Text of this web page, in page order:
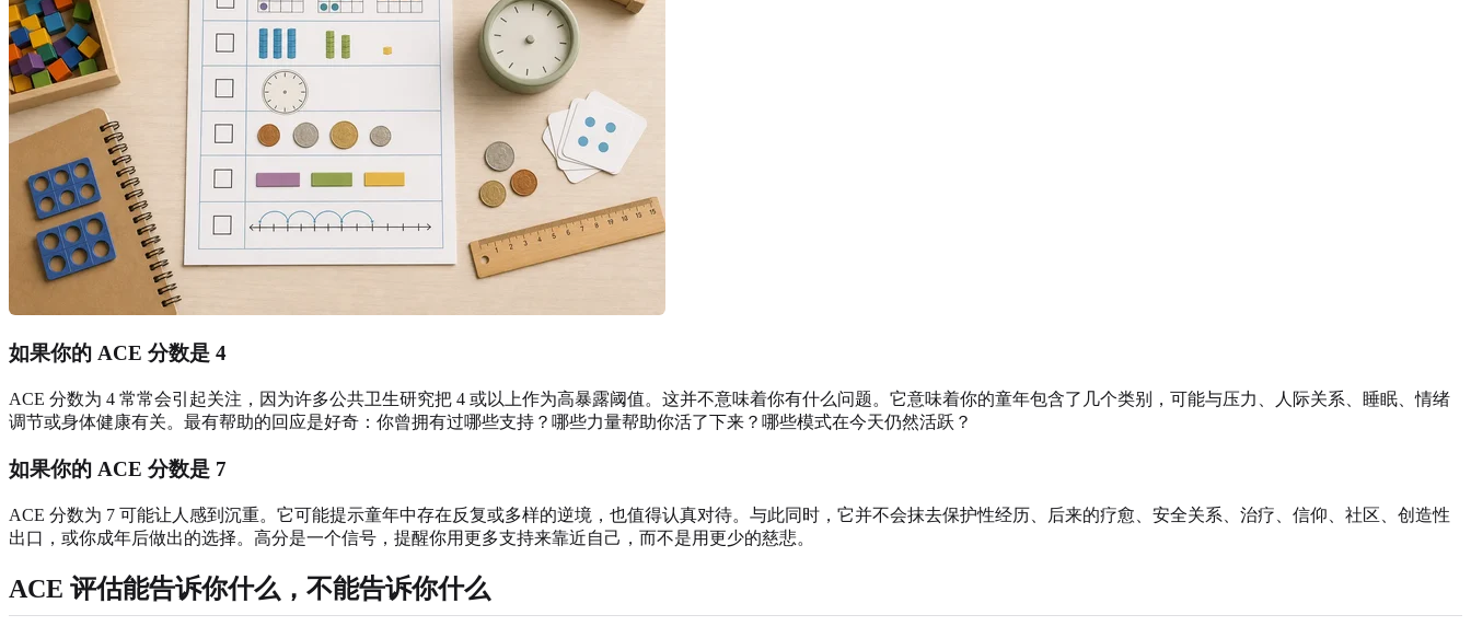
如果你的 ACE 分数是 4
ACE 分数为 4 常常会引起关注，因为许多公共卫生研究把 4 或以上作为高暴露阈值。这并不意味着你有什么问题。它意味着你的童年包含了几个类别，可能与压力、人际关系、睡眠、情绪
调节或身体健康有关。最有帮助的回应是好奇：你曾拥有过哪些支持？哪些力量帮助你活了下来？哪些模式在今天仍然活跃？
如果你的 ACE 分数是 7
ACE 分数为 7 可能让人感到沉重。它可能提示童年中存在反复或多样的逆境，也值得认真对待。与此同时，它并不会抹去保护性经历、后来的疗愈、安全关系、治疗、信仰、社区、创造性
出口，或你成年后做出的选择。高分是一个信号，提醒你用更多支持来靠近自己，而不是用更少的慈悲。
ACE 评估能告诉你什么，不能告诉你什么